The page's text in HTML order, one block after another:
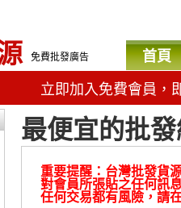
免費批發廣告 首頁
立即加入免費會員，
最便宜的批
重要提醒：台灣批發貨
對會員所張貼之任何訊
任何交易都有風險，請